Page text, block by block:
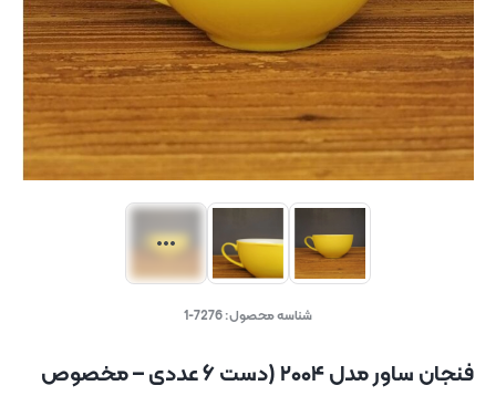
شناسه محصول:7276-1
فنجان ساور مدل ۲۰۰۴ (دست ۶ عددی – مخصوص